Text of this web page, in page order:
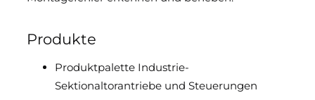
Downloads & Medien
Produkte
Produktpalette Industrie-
Sektionaltorantriebe und Steuerungen